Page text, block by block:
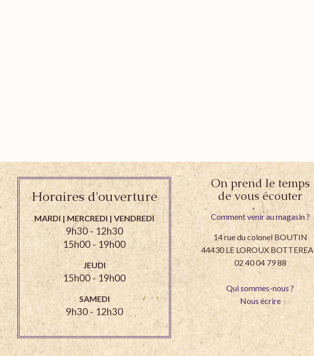
Horaires d'ouverture
MARDI | MERCREDI | VENDREDI
9h30 - 12h30
15h00 - 19h00
JEUDI
15h00 - 19h00
SAMEDI
9h30 - 12h30
On prend le temps
de vous écouter
Comment venir au magasin ?
14 rue du colonel BOUTIN
44430 LE LOROUX
02 40 04 79 88
Qui sommes-nous ?
Nous écrire